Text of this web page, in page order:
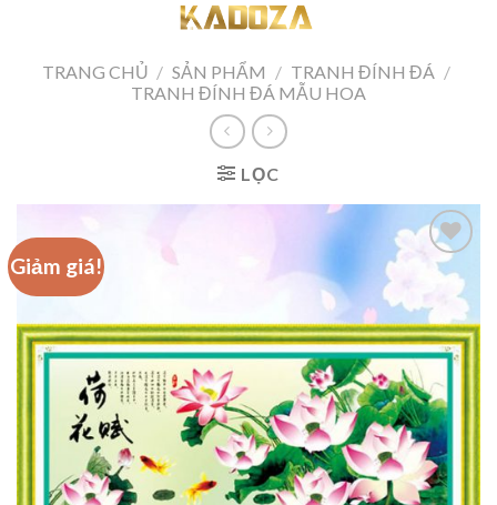
contentTRANG CHỦ / SẢN PHẨM / TRANH ĐÍNH ĐÁ /
TRANH ĐÍNH ĐÁ MẪU HOA
LỌC
Giảm giá!
Add to
wishlist